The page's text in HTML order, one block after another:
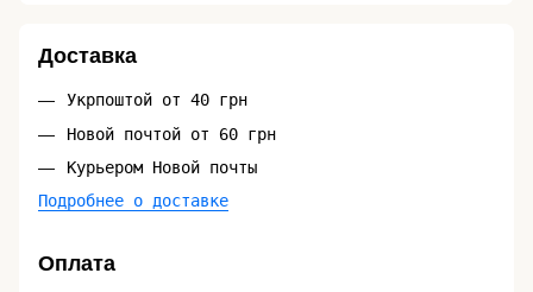
Доставка
Укрпоштой от 40 грн
Новой почтой от 60 грн
Курьером Новой почты
Подробнее о доставке
Оплата